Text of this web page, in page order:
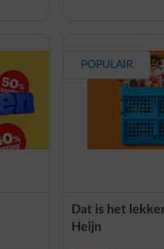
POPULAIR
Dat is het
Heijn